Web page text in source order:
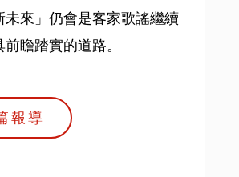
未來」仍會是客家歌謠繼續
瞻踏實的道路。
報導